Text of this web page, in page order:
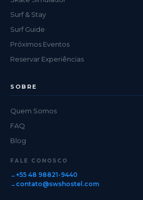
Surf & Stay
Surf Guide
Próximos Eventos
Reservar Experiências
SOBRE
Quem Somos
FAQ
Blog
FALE CONOSCO
+55 48 98821-9440
contato@swshostel.com